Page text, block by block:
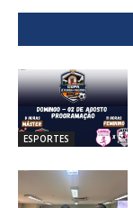
ESPORTES